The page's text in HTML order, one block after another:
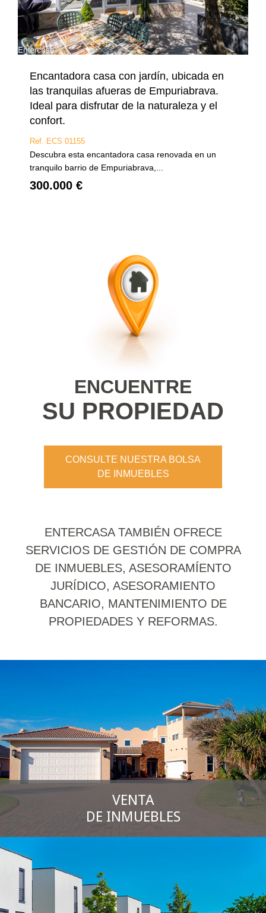
Encantadora casa con jardín, ubicada en
las tranquilas afueras de Empuriabrava.
Ideal para disfrutar de la naturaleza y el
confort.
Ref. ECS 01155
Descubra esta encantadora casa renovada en un
tranquilo barrio de Empuriabrava,...
300.000 €
ENCUENTRE
SU PROPIEDAD
CONSULTE NUESTRA BOLSA
DE INMUEBLES
ENTERCASA TAMBIÉN OFRECE
SERVICIOS DE GESTIÓN DE COMPRA
DE INMUEBLES, ASESORAMÍENTO
JURÍDICO, ASESORAMIENTO
BANCARIO, MANTENIMIENTO DE
PROPIEDADES Y REFORMAS.
VENTA
DE INMUEBLES